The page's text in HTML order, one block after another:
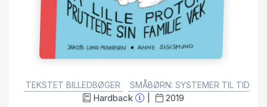
TEKSTET BILLEDBØGER
SMÅBØRN: SYSTEMER TIL TIDLIG
Hardback 2019